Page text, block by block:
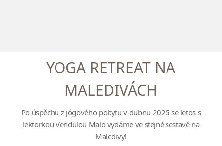
YOGA RETREAT NA
MALEDIVÁCH
Po úspěchu z jógového pobytu v dubnu 2025 se letos s
lektorkou Vendulou Malo vydáme ve stejné sestavě na
Maledivy!